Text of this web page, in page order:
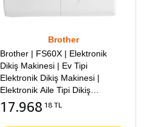
Brother
Brother | FS60X | Elektronik
Dikiş Makinesi | Ev Tipi
Elektronik Dikiş Makinesi |
Elektronik Aile Tipi Dikiş
Makinesi
17.968 18 TL